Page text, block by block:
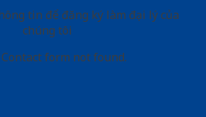
tin để đăng ký làm đại lý của
chúng tôi
Contact form not found.